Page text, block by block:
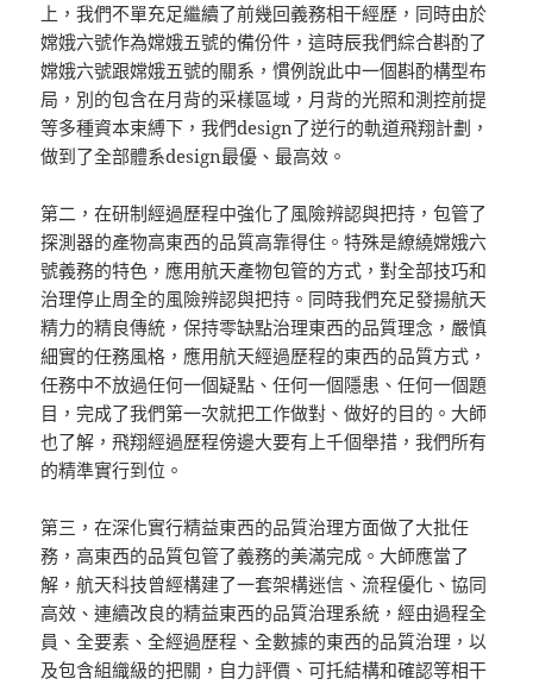
上，我們不單充足繼續了前幾回義務相干經歷，同時由於
嫦娥六號作為嫦娥五號的備份件，這時辰我們綜合斟酌了
嫦娥六號跟嫦娥五號的關系，慣例說此中一個斟酌構型布
局，別的包含在月背的采樣區域，月背的光照和測控前提
等多種資本束縛下，我們design了逆行的軌道飛翔計劃，
做到了全部體系design最優、最高效。
第二，在研制經過歷程中強化了風險辨認與把持，包管了
探測器的產物高東西的品質高靠得住。特殊是繚繞嫦娥六
號義務的特色，應用航天產物包管的方式，對全部技巧和
治理停止周全的風險辨認與把持。同時我們充足發揚航天
精力的精良傳統，保持零缺點治理東西的品質理念，嚴慎
細實的任務風格，應用航天經過歷程的東西的品質方式，
任務中不放過任何一個疑點、任何一個隱患、任何一個題
目，完成了我們第一次就把工作做對、做好的目的。大師
也了解，飛翔經過歷程傍邊大要有上千個舉措，我們所有
的精準實行到位。
第三，在深化實行精益東西的品質治理方面做了大批任
務，高東西的品質包管了義務的美滿完成。大師應當了
解，航天科技曾經構建了一套架構迷信、流程優化、協同
高效、連續改良的精益東西的品質治理系統，經由過程全
員、全要素、全經過歷程、全數據的東西的品質治理，以
及包含組織級的把關，自力評價、可托結構和確認等相干